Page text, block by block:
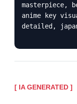
masterpiece,
anime key
detailed,
[ IA GENERATED ]